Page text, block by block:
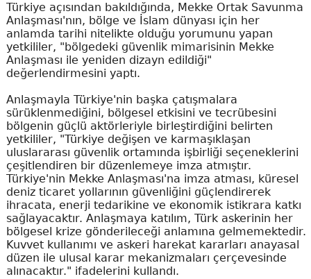
Türkiye açısından bakıldığında, Mekke Ortak Savunma
Anlaşması'nın, bölge ve İslam dünyası için her
anlamda tarihi nitelikte olduğu yorumunu yapan
yetkililer, "bölgedeki güvenlik mimarisinin Mekke
Anlaşması ile yeniden dizayn edildiği"
değerlendirmesini yaptı.
Anlaşmayla Türkiye'nin başka çatışmalara
sürüklenmediğini, bölgesel etkisini ve tecrübesini
bölgenin güçlü aktörleriyle birleştirdiğini belirten
yetkililer, "Türkiye değişen ve karmaşıklaşan
uluslararası güvenlik ortamında işbirliği seçeneklerini
çeşitlendiren bir düzenlemeye imza atmıştır.
Türkiye'nin Mekke Anlaşması'na imza atması, küresel
deniz ticaret yollarının güvenliğini güçlendirerek
ihracata, enerji tedarikine ve ekonomik istikrara katkı
sağlayacaktır. Anlaşmaya katılım, Türk askerinin her
bölgesel krize gönderileceği anlamına gelmemektedir.
Kuvvet kullanımı ve askeri harekat kararları anayasal
düzen ile ulusal karar mekanizmaları çerçevesinde
alınacaktır." ifadelerini kullandı.